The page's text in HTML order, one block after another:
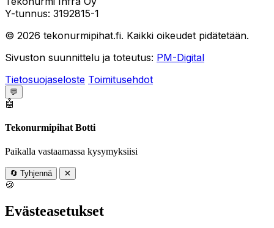
Y-tunnus: 3192815-1
© 2026 tekonurmipihat.fi. Kaikki oikeudet pidätetään.
Sivuston suunnittelu ja toteutus: PM-Digital
Tietosuojaseloste Toimitusehdot
💬
🤖
Tekonurmipihat Botti
Paikalla vastaamassa kysymyksiisi
🔄 Tyhjennä ✕
🍪
Evästeasetukset